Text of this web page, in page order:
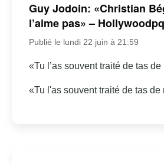
Guy Jodoin: «Christian
l’aime pas» –
Publié le lundi 22 juin à 21:59
«Tu l’as souvent traité de tas de
«Tu l'as souvent traité de tas de